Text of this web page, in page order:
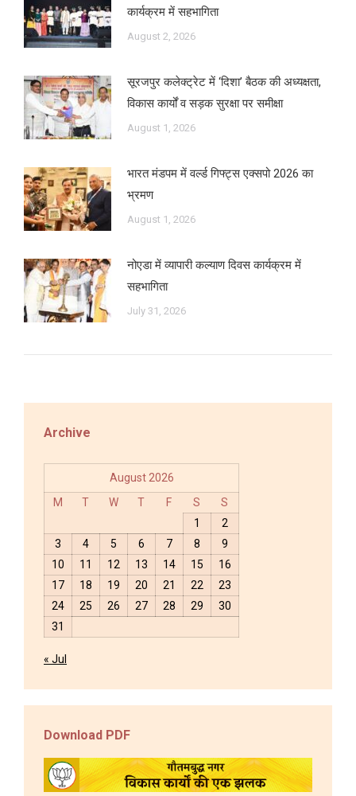
कार्यक्रम में सहभागिता
August 2, 2026
सूरजपुर कलेक्ट्रेट में ‘दिशा’ बैठक की अध्यक्षता,
विकास कार्यों व सड़क सुरक्षा पर समीक्षा
August 1, 2026
भारत मंडपम में वर्ल्ड गिफ्ट्स एक्सपो 2026 का
भ्रमण
August 1, 2026
नोएडा में व्यापारी कल्याण दिवस कार्यक्रम में
सहभागिता
July 31, 2026
Archive
August 2026
M
T W T F S
S
1
2
3
4 5 6 7 8
9
10
11 12 13 14 15
16
17
18 19 20 21 22
23
24
25 26 27 28 29
30
31
« Jul
Download PDF